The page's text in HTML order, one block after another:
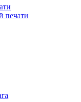
печати